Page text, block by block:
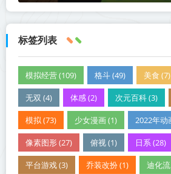
标签列表
模拟经营 (109) 格斗 (49) 美食 (7)
无双 (4) 体感 (2) 次元百科 (3)
模拟 (73) 少女漫画 (1) 2022年动
像素图形 (27) 俯视 (1) 日系 (28)
平台游戏 (3) 乔装改扮 (1) 迪化